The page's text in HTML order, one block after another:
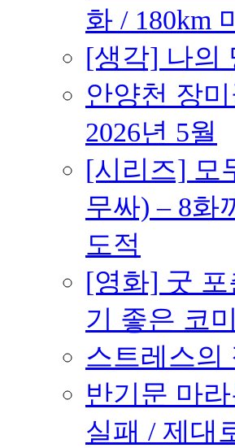
화 / 180km
[생각] 나의
안양천 장
2026년 5월
[시리즈] 모
무싸) – 8화
도적
[영화] 굿 포
기 좋은 코
스트레스의
반기문 마
실패 / 제대